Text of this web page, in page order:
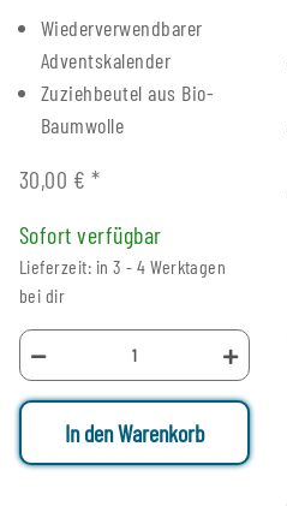
Wiederverwendbarer
Adventskalender
Zuziehbeutel aus Bio-
Baumwolle
30,00 € *
Sofort verfügbar
Lieferzeit: in 3 - 4 Werktagen
bei dir
In den Warenkorb